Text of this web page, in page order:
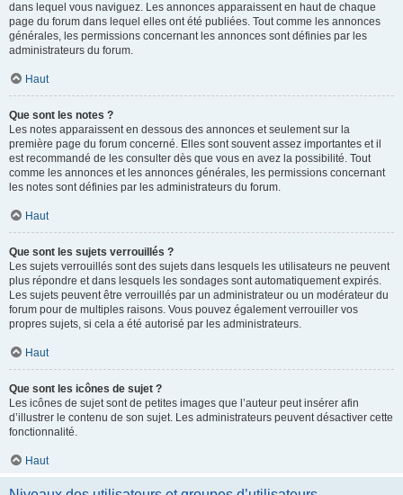
dans lequel vous naviguez. Les annonces apparaissent en haut de chaque
page du forum dans lequel elles ont été publiées. Tout comme les annonces
générales, les permissions concernant les annonces sont définies par les
administrateurs du forum.
Haut
Que sont les notes ?
Les notes apparaissent en dessous des annonces et seulement sur la
première page du forum concerné. Elles sont souvent assez importantes et il
est recommandé de les consulter dès que vous en avez la possibilité. Tout
comme les annonces et les annonces générales, les permissions concernant
les notes sont définies par les administrateurs du forum.
Haut
Que sont les sujets verrouillés ?
Les sujets verrouillés sont des sujets dans lesquels les utilisateurs ne peuvent
plus répondre et dans lesquels les sondages sont automatiquement expirés.
Les sujets peuvent être verrouillés par un administrateur ou un modérateur du
forum pour de multiples raisons. Vous pouvez également verrouiller vos
propres sujets, si cela a été autorisé par les administrateurs.
Haut
Que sont les icônes de sujet ?
Les icônes de sujet sont de petites images que l’auteur peut insérer afin
d’illustrer le contenu de son sujet. Les administrateurs peuvent désactiver cette
fonctionnalité.
Haut